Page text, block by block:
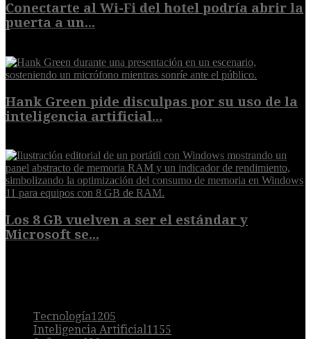
Conectarte al Wi-Fi del hotel podría abrir la
puerta a un...
Hank Green pide disculpas por su uso de la
inteligencia artificial...
Los 8 GB vuelven a ser el estándar y
Microsoft se...
Tecnología1205
Inteligencia Artificial1155